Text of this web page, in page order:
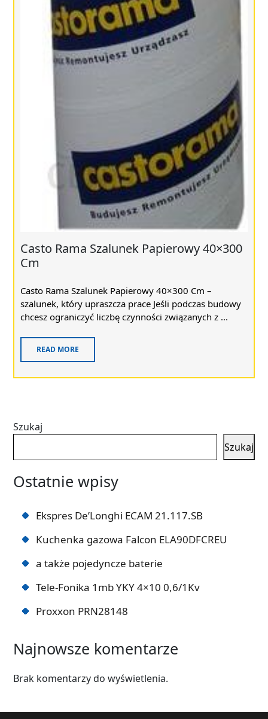
Casto Rama Szalunek Papierowy 40×300
Cm
Casto Rama Szalunek Papierowy 40×300 Cm –
szalunek, który upraszcza prace Jeśli podczas budowy
chcesz ograniczyć liczbę czynności związanych z ...
READ MORE
Szukaj
Szukaj
Ostatnie wpisy
Ekspres De’Longhi ECAM 21.117.SB
Kuchenka gazowa Falcon ELA90DFCREU
a także pojedyncze baterie
Tele-Fonika 1mb YKY 4×10 0,6/1Kv
Proxxon PRN28148
Najnowsze komentarze
Brak komentarzy do wyświetlenia.